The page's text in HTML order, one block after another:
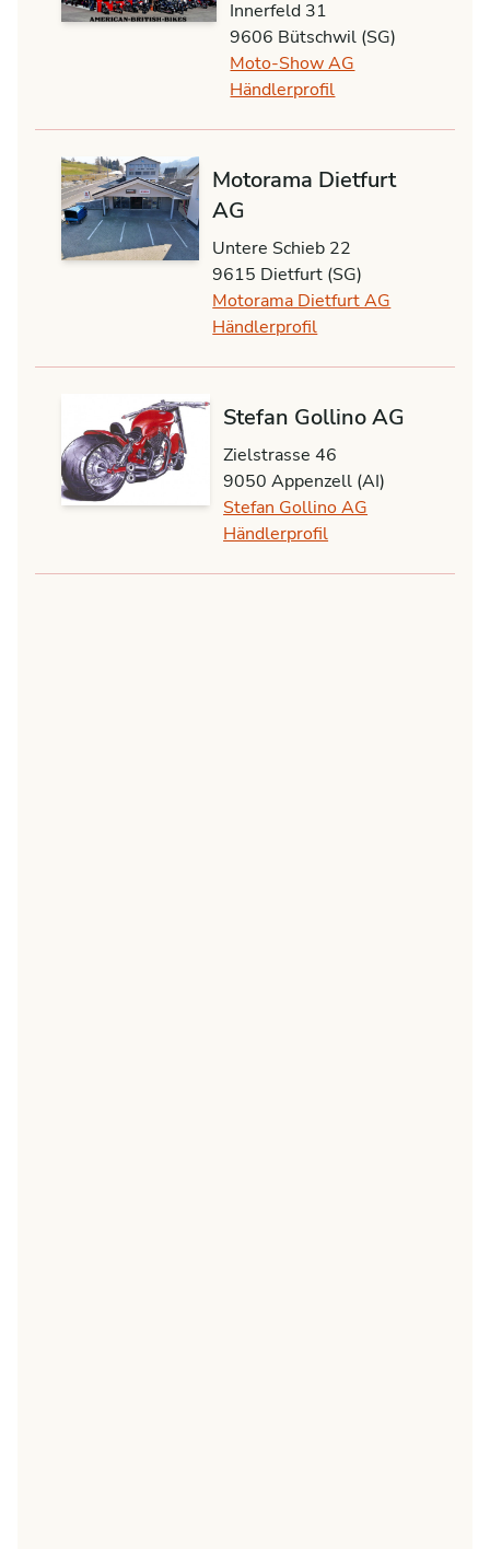
Innerfeld 31
9606 Bütschwil (SG)
Moto-Show AG
Händlerprofil
Motorama Dietfurt
AG
Untere Schieb 22
9615 Dietfurt (SG)
Motorama Dietfurt AG
Händlerprofil
Stefan Gollino AG
Zielstrasse 46
9050 Appenzell (AI)
Stefan Gollino AG
Händlerprofil